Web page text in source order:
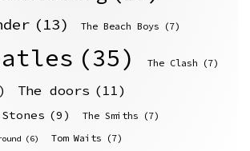
(13) The Beach Boys (7)
(35) The Clash (7)
The doors (11)
(9) The Smiths (7)
(6) Tom Waits (7)